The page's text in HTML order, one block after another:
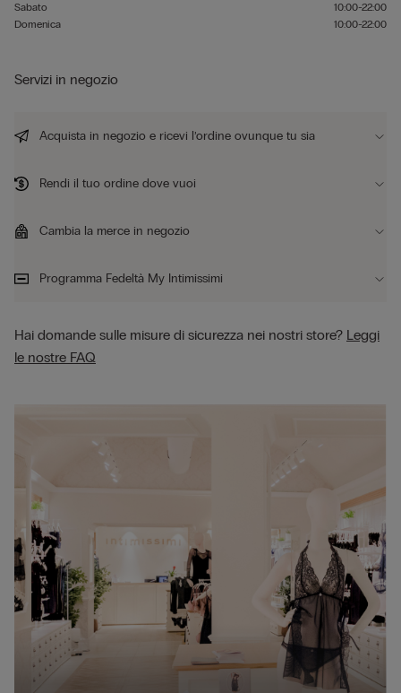
Sabato
10:00-22:00
Domenica
10:00-22:00
Servizi in negozio
Acquista in negozio e ricevi l’ordine ovunque tu sia
Rendi il tuo ordine dove vuoi
Cambia la merce in negozio
Programma Fedeltà My Intimissimi
Hai domande sulle misure di sicurezza nei nostri store? Leggi
le nostre FAQ